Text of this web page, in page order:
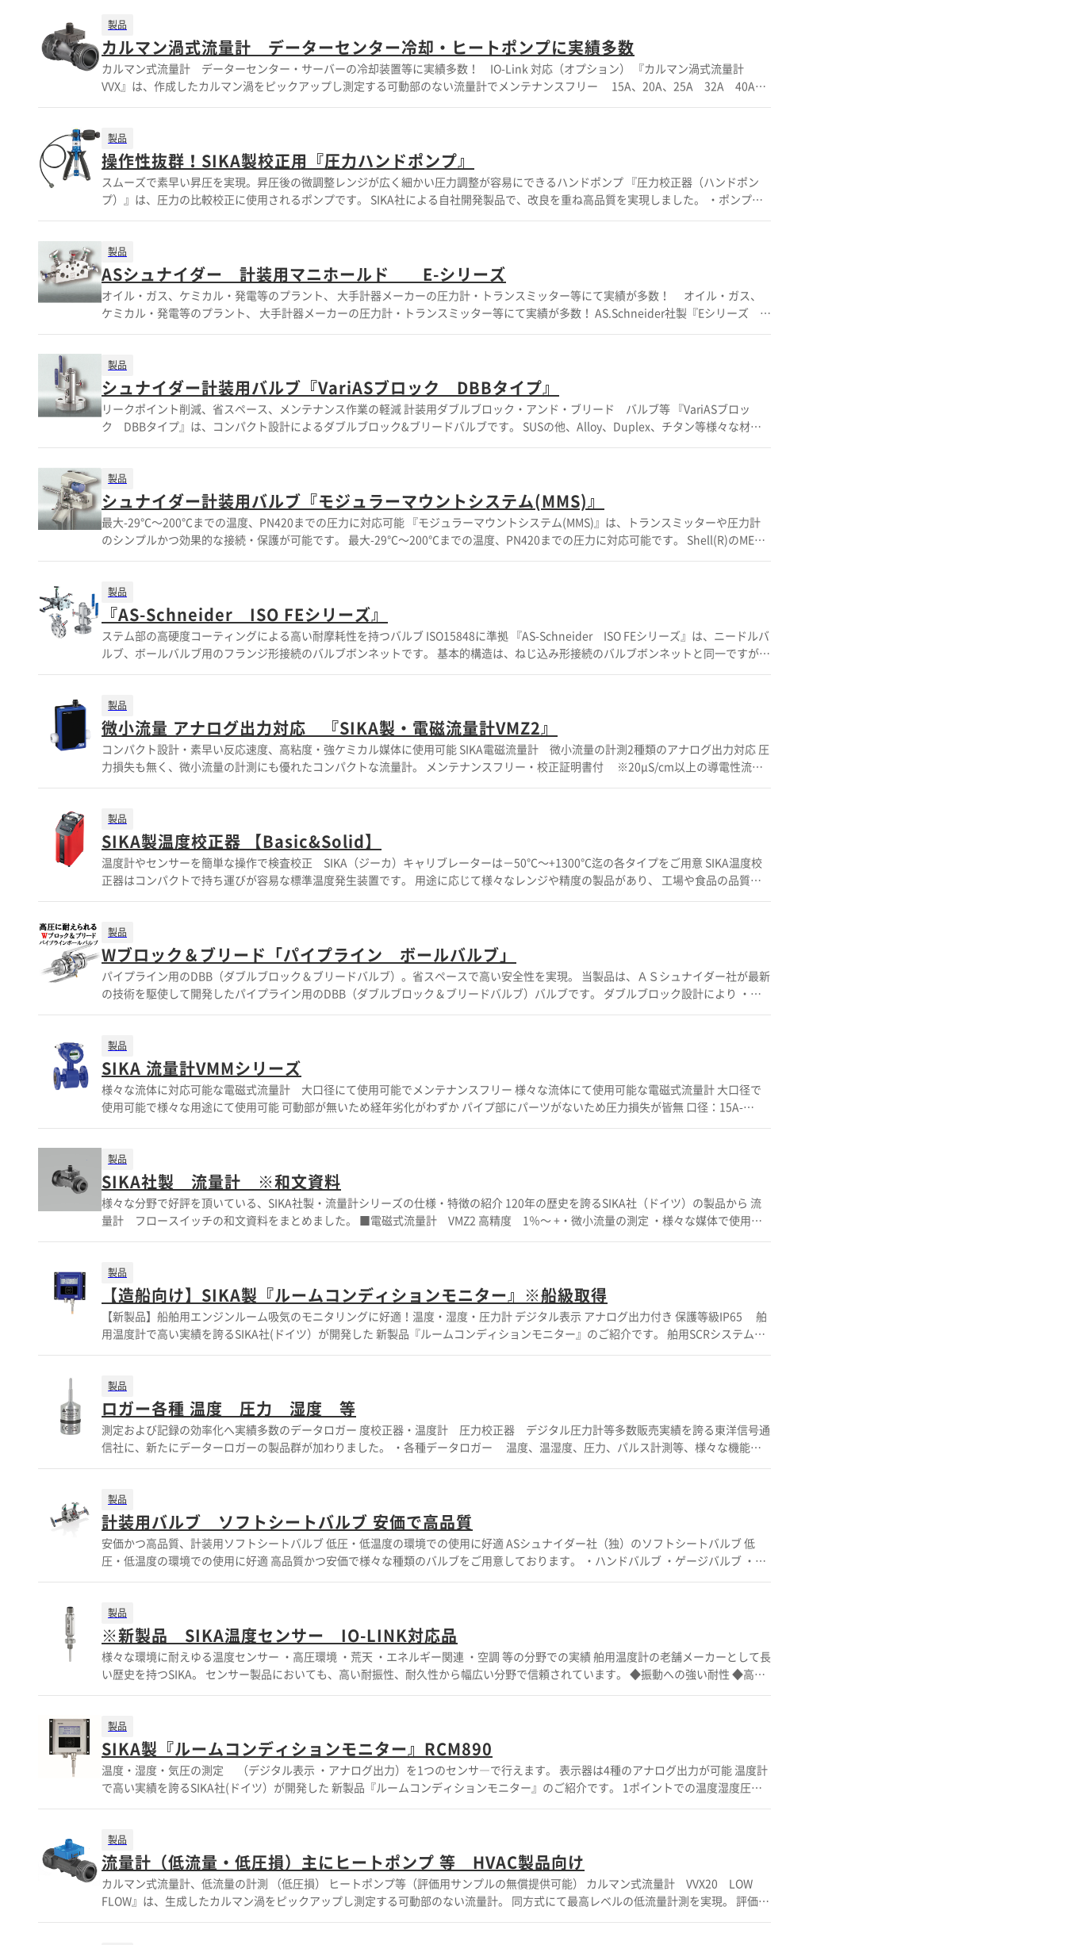
酸化に優れ、火花の発生も防ぐリードスイッチを採用 ■スイッチはA接点・B接点の切替可能 ■動作点の微調整可能 ■パイプ付タ
イプ（8～50A）、直接取付タイプ（20～200A）の2タイプ ■保護等級（防塵・防滴） IP65 ※詳しくはカタログをご覧下さい。お問
い合わせもお気軽にどうぞ。 【製造メーカー】 SIKA（ジーカ）社 創業1901年 ドイツ計測機器メーカー（ISO9001認定工場） 【主な
用途】 ◎減流時、増流時の警報（冷却水、潤滑油など） ◎一定流量でのプログラム作動スイッチとして ◎フィルターのゴミ（詰ま
り）の感知 ◎ポンプの空転防止 ◎漏水チェック 【その他の特長】 ■ベローズ部が無い構造でスイッチ部と接液部を完全に分離 ■機械
的摩耗の少ないシステムを採用。安定性はもちろん、長寿命・高品質も実現 ■口径は標準品にて8～200Aまで対応可能 ■動作点の設
定が可能 ■RoHS指令、CEマーク等に対応 ■OEM仕様も対応。ニーズに合わせて材質や動作点の選択が可能 ※詳しくはカタログをご
覧下さい。お問い合わせもお気軽にどうぞ。
製品
カルマン渦式流量計 データーセンター冷却・ヒートポンプに実績多数
カルマン式流量計 データーセンター・サーバーの冷却装置等に実績多数！ IO-Link 対応（オプション） 『カルマン渦式流量計
VVX』は、作成したカルマン渦をピックアップし測定する可動部のない流量計でメンテナンスフリー 15A、20A、25A 32A 40Aの
ラインナップになります。 【用途】冷却水の監視等 ・ヒートポンプ ・冷却水 チラー(水冷） ・IT 冷却(水冷）（データセンター）
部の無い設計（メンテナンスフリー） ◆ガラス繊維強化されたPPS樹脂（GF40%）15A 20A 25A ◆センサー部はカプセル化され
たピエゾセラミック ◆測定レンジ [1：20] ◆100％工場試験（流量） ◆ねじ接続もしくはクイックファスナー接続 ◆IO-Link 対応 (詳
細は仕様・スペックの項を参照下さい） ◆冷媒R290対応 ※詳しくはカタログをご覧頂くか、お気軽にお問い合わせ下さい。 【仕様】
■レンジ ・2～40L/min(15A：VVX15) ・5～80L/min(20A：VVX20) ・7～150L/min(25A：VVX25) ・12～250L/min(32A：
VVX32) ・22～440L/min(40A：VVX40) ■精度：±2%(FS) ■流体温度：～+90℃ ■圧力定格：PN10 ■材質：樹脂・真鍮・SUS IO-
Link機能(オプション）概要 プロセスデータ ・流量 ・温度 ・デバイスのステータス -デバイスチェック（エラーチェック） ・テスト
シーケンス アクティブ ・流量が仕様外 温度が仕様外 ・流量の平均 ・累積流量 ・最大流量 ・最小・最大温度 その他の機能 流量と
体積のパラメータ化 周波数出力のパルスレートのパラメータ化 周波数出力のオフセット（ライフシグナル・流量無し時4HZ 例） ク
リープ抑制 - 測定範囲の開始をシフト テスト シーケンス - 流量と温度をシミュレート 工場出荷時の設定にリセット ※ソフトウェアは
メーカーサイトよりダウンロード可能
製品
操作性抜群！SIKA製校正用『圧力ハンドポンプ』
スムーズで素早い昇圧を実現。昇圧後の微調整レンジが広く細かい圧力調整が容易にできるハンドポンプ 『圧力校正器（ハンドポン
プ）』は、圧力の比較校正に使用されるポンプです。 SIKA社による自社開発製品で、改良を重ね高品質を実現しました。 ・ポンプに
求められるスムーズで素早い昇圧 ・昇圧後の圧力の微調整の広範囲化 SIKA製ハンドポンプは空圧式で6MPa、液圧式で100MPaまでの
長】 ポンプ ◆スムーズで素早い昇圧 ◆圧力の微調整レンジの幅が広い ◆圧力レンジに応じて空圧（4bar 40bar 60bar）と液圧
（700bar 1000bar）のハンドポンプ 「SIKA製デジタル 圧力表示器」 ◆JCSS、A2LA、DAkkS等、幅広い校正証明書に対応 ◆ご希望
の測定範囲、精度に合わせ、多用なラインナップから提案可能 ※製品の詳細は、PDF資料をダウンロード頂くかお問い合わせくださ
い。 【仕様】 ■ポンプ方式 ・空圧(～60bar) ・液圧(～1000bar) ■表示器 ・デジタル(～2500ar) ■精度：±0.025～0.5％(フ
ルスケール)の各タイプ ※詳しくはカタログをご覧頂くか、お気軽にお問い合わせ下さい。
製品
ASシュナイダー 計装用マニホールド E-シリーズ
オイル・ガス、ケミカル・発電等のプラント、 大手計器メーカーの圧力計・トランスミッター等にて実績が多数！ オイル・ガス、
ケミカル・発電等のプラント、 大手計器メーカーの圧力計・トランスミッター等にて実績が多数！ AS.Schneider社製『Eシリーズ マ
ニホールド』は、 2 3 5バルブ、L型、Y型、フランジ付 －196℃対応 等、 様々なタイプがあるシュナイダー計装用マニホールドで
ISO15848準拠タイプ、寒冷地仕様(-55℃)タイプ -196℃対応のバルブヘッド等 様々な環境に対応可能です。 詳しくはカタログをご
覧頂くか、お気軽にお問い合わせ下さい。 【仕様】 ■タイプ ・2 3 5バルブ、L型、Y型、フランジ付、DBBマニフォールド等 ■材質
・ステンレス、Alloy、Duplex、チタン等 ■対応環境 ・OS&Yタイプ、ISO15848準拠タイプ、寒冷地仕様(-55℃)タイプ ※詳し
くはカタログをご覧頂くか、お気軽にお問い合わせ下さい。
製品
シュナイダー計装用バルブ『VariASブロック DBBタイプ』
リークポイント削減、省スペース、メンテナンス作業の軽減 計装用ダブルブロック・アンド・ブリード バルブ等 『VariASブロッ
ク DBBタイプ』は、コンパクト設計によるダブルブロック&ブリードバルブです。 SUSの他、Alloy、Duplex、チタン等様々な材質
をご用意しております。 帯電防止設計の当製品は、ASME16.5、API607、EN12266NACE等の規格に準拠しております。 詳しくはカタ
ス、Alloy、Duplex、チタン等 ■ASME16.5 API607 EN12266NACE等の規格に準拠 ※詳しくはカタログをご覧頂くか、お気軽にお問い
合わせ下さい。
製品
シュナイダー計装用バルブ『モジュラーマウントシステム(MMS)』
最大-29℃～200℃までの温度、PN420までの圧力に対応可能 『モジュラーマウントシステム(MMS)』は、トランスミッターや圧力計
のシンプルかつ効果的な接続・保護が可能です。 最大-29℃～200℃までの温度、PN420までの圧力に対応可能です。 Shell(R)のMESC
規格に準拠。取付プレートやシールポット等、様々な備品をご用意しております。 詳しくはカタログをご覧頂くか、お気軽にお問い合
タログをご覧頂くか、お気軽にお問い合わせ下さい。
製品
『AS-Schneider ISO FEシリーズ』
ステム部の高硬度コーティングによる高い耐摩耗性を持つバルブ ISO15848に準拠 『AS-Schneider ISO FEシリーズ』は、ニードルバ
ルブ、ボールバルブ用のフランジ形接続のバルブボンネットです。 基本的構造は、ねじ込み形接続のバルブボンネットと同一ですが、
OS&Yボンネットのニードルバルブには、熱膨張吸収用の皿バネ座金が追加で取付けてあります。 ステム部から受ける高い力を吸収す
高い耐摩耗性 ■無回転ステム式による低操作力、シール部への最小限の摩耗 ■非接液部もSUS316を使用、腐食性雰囲気での使用も可
能 ■ベローズ式バルブの安価な代替品 ■カラーコーティングキャップによる、ステム部の保護 詳しくはカタログをご覧頂くか、お気
軽にお問い合わせ下さい。 【ラインアップ】 ■スクリューボンネットタイプ・ニードルバルブ、マニホールド ■スクリューボンネッ
トタイプ・ボールバルブ、Vari-ASマニホールド ■フランジ形接続のOS&Y ボンネット付きニードルバルブ、モノフランジ 他 ※詳し
くはカタログをご覧頂くか、お気軽にお問い合わせ下さい。
製品
微小流量 アナログ出力対応 『SIKA製・電磁流量計VMZ2』
コンパクト設計・素早い反応速度、高粘度・強ケミカル媒体に使用可能 SIKA電磁流量計 微小流量の計測2種類のアナログ出力対応 圧
力損失も無く、微小流量の計測にも優れたコンパクトな流量計。 メンテナンスフリー・校正証明書付 ※20µS/cm以上の導電性流体
の計測が可能 【特徴】 ◆微小流量の高精度な計測 0.1L/ｍ ～ ◆2種類のアナログ出力 4～20mA 0.5～10V ◆3A～25Aのラインナッ
等 例】 ◆農業用噴霧器 ◆セメント・コンクリート業界 ◆チラー等の冷却機 ◆業務用食洗器 ◆設備の洗浄、洗剤・添加剤の投
与 ◆水、肥料、殺菌剤・殺虫剤の投与 ◆排ガスの洗浄 AdBlue投与（SCRシステム） ◆微小流量の薬品の調配合 ※詳しくはカタログ
をご覧下さい。お問い合わせもお気軽にどうぞ。 【製造メーカー】 SIKA（ジーカ）社 創業1901年 ドイツ計測機器メーカー
（ISO9001認定工場） 【対応測定レンジ】 0.1L/min～250l/min 【材質】 ボディ：ABS 計測管及びプロセス接続：POMまたはPVDF O
リング：EPDM 電極及びアースリング：ステンレス鋼316L 特徴 ◆微小流量の高精度な計測 0.1L/ｍ ～ ◆2種類のアナログ出力 4～
20mA 0.5～10V ◆3A～25Aのラインナップ （他サイズの電磁流量計はVMM、VMIを参照） ◆軽く、コンパクトな省スペース設計 ◆温
度や比重粘度、濃度や伝導率に影響を受けない ◆可動部のない設計。メンテナンスフリー ◆様々な流体への耐性。メンテナンスフリ
製品
SIKA製温度校正器 【Basic&Solid】
温度計やセンサーを簡単な操作で検査校正 SIKA（ジーカ）キャリブレーターは－50℃～+1300℃迄の各タイプをご用意 SIKA温度校
正器はコンパクトで持ち運びが容易な標準温度発生装置です。 用途に応じて様々なレンジや精度の製品があり、 工場や食品の品質管
理など幅広い分野でご利用頂いております。 ※簡易コントローラで操作が容易、フィールド（現場）での作業に適しています。 ■熱
他、表面温度センサー校正 黒体による放射温度計校正など、幅広い用途に適応（オプション） ■HACCP、ISO9000、GMPなどで
の、バリデーション業務に適合 ■ドイツ公的機関DAkkSによる校正証明の他、国内機関の校正証明書、トレーサビリティー体系図を取
得可能 ■コンパクト設計で持運び可能。現場・フィールドで校正に ■低価格舶用向けタイプ(TP Basic Marin)は→
https://pr.mono.ipros.com/toyoshingo/product/detail/2001187814/ ■専用アダプタースリーブを製作可 ●詳しくはカタログをダウ
ンロード、又はお問い合わせください。 ●詳しくはカタログをダウンロード、もしくはお問い合わせください。 ●掲載されているカ
タログはSIKA製校正器のラインナップの抜粋になります。 ●ご希望の温度レンジ、精度をお伝えいただければ、最適な機種をご案内
製品
Wブロック＆ブリード「パイプライン ボールバルブ」
パイプライン用のDBB（ダブルブロック＆ブリードバルブ）。省スペースで高い安全性を実現。 当製品は、ＡＳシュナイダー社が最新
の技術を駆使して開発したパイプライン用のDBB（ダブルブロック＆ブリードバルブ）バルブです。 ダブルブロック設計により ・安
全性の向上 上流側、下流側各々に独立したボール弁とシートを有しており、 上流を遮断して、下流を開放する等、切り分けが可能で
を実現 ボアサイズ1-2” にはフローティングボールバルブ ボアサイズ2-6” にはトラニオンボールバルブ を採用しております。 【特
長】 ・漏洩排出基準ISO 15848-1にて試験・認証 ・双方向対応（流量方向） ・帯電防止設計かつ非破裂ステム設計 ・ギアボックスは
標準仕様にて防塵防滴加工 IP68 ・ポジションインジケーターにて継続的に状態を指示 ※詳しくはカタログ・資料をダウンロード、も
しくはお問合せください。 ボアサイズ1-2” にはフローティングボールバルブ ボアサイズ2-6” にはトラニオンボールバルブ を
採用しております。
製品
SIKA 流量計VMMシリーズ
様々な流体に対応可能な電磁式流量計 大口径にて使用可能でメンテナンスフリー 様々な流体にて使用可能な電磁式流量計 大口径で
使用可能で様々な用途にて使用可能 可動部が無いため経年劣化がわずか パイプ部にパーツがないため圧力損失が皆無 口径：15A-
200A （フランジ接続） 最高流体温度：180℃（オプション） 測定レンジ： 例 0-6.3㎥/h （15A) 0-１１３０㎥/ｈ （200A) ■メン
製品
SIKA社製 流量計 ※和文資料
様々な分野で好評を頂いている、SIKA社製・流量計シリーズの仕様・特徴の紹介 120年の歴史を誇るSIKA社（ドイツ）の製品から 流
量計 フロースイッチの和文資料をまとめました。 ■電磁式流量計 VMZ2 高精度 1％～ +・微小流量の測定 ・様々な媒体で使用可
能 （導電率20（50）µS以上の流体） ・計測管内に可動部が無い（圧力損出が少ない） ・アナログ出力可能 ■カルマン式流量計
汚れ等に強い ・HVAC分野での実績多数 ・カルマン式では珍しい大口径タイプを用意（32A 40A） ■タービン式流量計 VTシリーズ
使用流体 主に水 粘度少ない水溶液 アプリケーション ・コンパクト設計 ・高精度 ■パドル式フロースイッチ 豊富な製品群 実
績多数 様々な口径に対応可能、動作点等のカスタマイズも可能です ※詳細は下記PDFダウンロードより資料をご覧ください。 お問
い合わせもお気軽にどうぞ。 ※詳細は下記PDFダウンロードより資料をご覧ください。 お問い合わせもお気軽にどうぞ。
製品
【造船向け】SIKA製『ルームコンディションモニター』※船級取得
【新製品】船舶用エンジンルーム吸気のモニタリングに好適！温度・湿度・圧力計 デジタル表示 アナログ出力付き 保護等級IP65 舶
用温度計で高い実績を誇るSIKA社(ドイツ）が開発した 新製品『ルームコンディションモニター』のご紹介です。 舶用SCRシステム・
船舶用エンジンルーム吸気のモニタリングに好適です。 舶用以外の用途にはタイプ：RCM890を推奨しております。 【特長】 ●汚れ
ク】 耐振試験：4G 温度レンジ -40+85℃ 湿度レンジ 0..100% RH 圧力レンジ 300...1200mbar ※トランスミッターの出力レンジは変更
可能 測定媒体 空気 センサー長さ： 38ｍｍ センサー径： 10ｍｍ 材質：1.54571（SUS316T相当) 保護等級 IP65 ※詳細は下記
ダウンロードボタンよりPDFをご覧ください。 ※ダウンロードのカタログは英語版です。 精度  湿度 ±2.5 % RH @ 10...90 % RH
20...60 °C (typ.)  温度 ±0.3 K  圧力 ±1.0 mBar @ 950...1050 mbar (typ.) 各値に設定可能なアナログ出力 各計測ごとに設定可能で
す。 ・4...20 mA ・0...20 mA ・0...10 V ・0...5 V ※各種船級取得
製品
ロガー各種 温度 圧力 湿度 等
測定および記録の効率化へ実績多数のデータロガー 度校正器・温度計 圧力校正器 デジタル圧力計等多数販売実績を誇る東洋信号通
信社に、新たにデーターロガーの製品群が加わりました。 ・各種データロガー 温度、温湿度、圧力、パルス計測等、様々な機能を
持つ高精度タイプのデータロガーは、 食品・医療・エネルギー分野での様々なソリューションを構築しております。 この信頼と実績
アプリケーション等、ご気軽にご相談下さい。 温度・圧力の校正器のご提案も可能ですので合わせてご相談ください その他機能や詳
細については、お問合わせ下さい。
製品
計装用バルブ ソフトシートバルブ 安価で高品質
安価かつ高品質、計装用ソフトシートバルブ 低圧・低温度の環境での使用に好適 ASシュナイダー社（独）のソフトシートバルブ 低
圧・低温度の環境での使用に好適 高品質かつ安価で様々な種類のバルブをご用意しております。 ・ハンドバルブ ・ゲージバルブ ・マ
ルチポートバルブ ・マニホールド -3VALVE・ 5VALVE -Equalizer -Chart Recorder 詳しくはカタログをご覧頂くか、お気軽にお問い
ブ ・ゲージバルブ ・マルチポートバルブ ・マニホールド -3VALVE・ 5VALVE -Equalizer -Chart Recorder 詳しくはカタログをご覧頂
くか、お気軽にお問い合わせ下さい。
製品
※新製品 SIKA温度センサー IO-LINK対応品
様々な環境に耐えゆる温度センサー ・高圧環境 ・荒天 ・エネルギー関連 ・空調 等の分野での実績 舶用温度計の老舗メーカーとして長
い歴史を持つSIKA。 センサー製品においても、高い耐振性、耐久性から幅広い分野で信頼されています。 ◆振動への強い耐性 ◆高い
耐久性 ◆Made in Germanyブランド ◆製造時、100％の工場試験 ◆OEMにも対応可能 ◆IOLINK対応品 ◆お客様の求める様々な試験デ
ドタイプBにはIo-Linkトランスミッターを収納 ■M12端子によるシンプルな接続 □ダウンロードのカタログは英語版です その他機
能や詳細については、お問合わせ下さい。
製品
SIKA製『ルームコンディションモニター』RCM890
温度・湿度・気圧の測定 （デジタル表示 ・アナログ出力）を1つのセンサ―で行えます。 表示器は4種のアナログ出力が可能 温度計
で高い実績を誇るSIKA社(ドイツ）が開発した 新製品『ルームコンディションモニター』のご紹介です。 1ポイントでの温度湿度圧力
の計測（表示・出力）が可能です。 【特長】 ●温度・湿度・気圧の測定 ●デジタル表示器 アナログ出力(4種） ●汚れに強い操作パ
RH 圧力レンジ 300...1200mbar ※トランスミッターの出力レンジは変更可能 測定媒体 空気 センサー長さ： 38ｍｍ センサー
径： 10ｍｍ 材質：1.54571（SUS316Ti相当) 保護等級 IP65 ※詳細は下記ダウンロードボタンよりPDFをご覧ください。 精度
（マルチセンサーE03 使用時）  湿度 ±2.5 % RH @ 10...90 % RH 20...60 °C (typ.)  温度 ±0.3 K  圧力 ±1.0 mBar @ 950...1050
mbar (typ.) 各値に設定可能なアナログ出力 各計測ごとに設定可能です。 ・4...20 mA ・0...20 mA ・0...10 V ・0...5 V
製品
流量計（低流量・低圧損）主にヒートポンプ 等 HVAC製品向け
カルマン式流量計、低流量の計測 （低圧損） ヒートポンプ等（評価用サンプルの無償提供可能） カルマン式流量計 VVX20 LOW
FLOW』は、生成したカルマン渦をピックアップし測定する可動部のない流量計。 同方式にて最高レベルの低流量計測を実現。 評価試
験用サンプルの無償提供可能です、お気軽にお申し付けください。 ※数に限りがございます。 【特長】 ◆可動部の無い設計（メンテ